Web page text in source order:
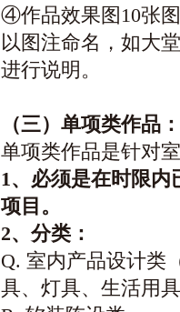
④作品效果图10张
以图注命名，如大
进行说明。
（三）单项类作品：
单项类作品是针对
1、必须是在时限内
项目。
2、分类：
Q. 室内产品设计类
具、灯具、生活用